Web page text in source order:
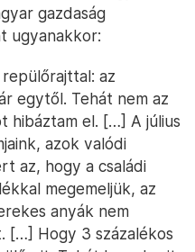
gazdaság
ugyanakkor:
az
egytől. Tehát nem az
hibáztam el. […] A július
azok valódi
az, hogy a családi
megemeljük, az
anyák nem
[…] Hogy 3 százalékos